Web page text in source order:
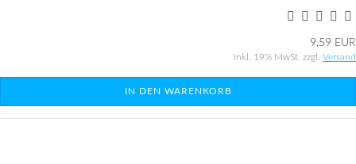
9,59 EUR
inkl. 19% MwSt. zzgl. Versand
IN DEN WARENKORB